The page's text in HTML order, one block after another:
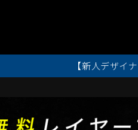
【新人デザイ